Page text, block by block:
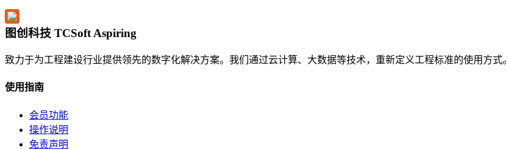
图创科技 TCSoft Aspiring
致力于为工程建设行业提供领先的数字化解决方案。我们通过云计算、大数据等技术，重新定义工程标准的使用方式。
使用指南
会员功能
操作说明
免责声明